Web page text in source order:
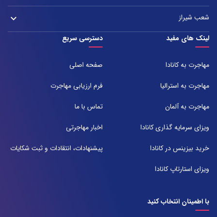
021-37972000
تلفن:
021-43000054
مشهد، بلوار هفت تیر نبش هفت تیر ۸ برج اداری آرمیتاژ طبقه ۱۶ واحد ۱۶۰۵
تلفن:
051-31737000
شعب شیراز keyboard_arrow_down
شعبه 1
آدرس:
تلفن:
شعبه 2
تلفن:
لینک های مفید
مهاجرت به کانادا
مهاجرت به استرالیا
مهاجرت به آلمان
ویزای سرمایه گذاری کانادا
خرید بیزینس در کانادا
ویزای استارتاپ کانادا
دسترسی سریع
صفحه اصلی
فرم ارزیابی مهاجرت
تماس با ما
اخبار مهاجرتی
پیشنهادات، انتقادات و ثبت شکایات
با اطمینان انتخاب کنید